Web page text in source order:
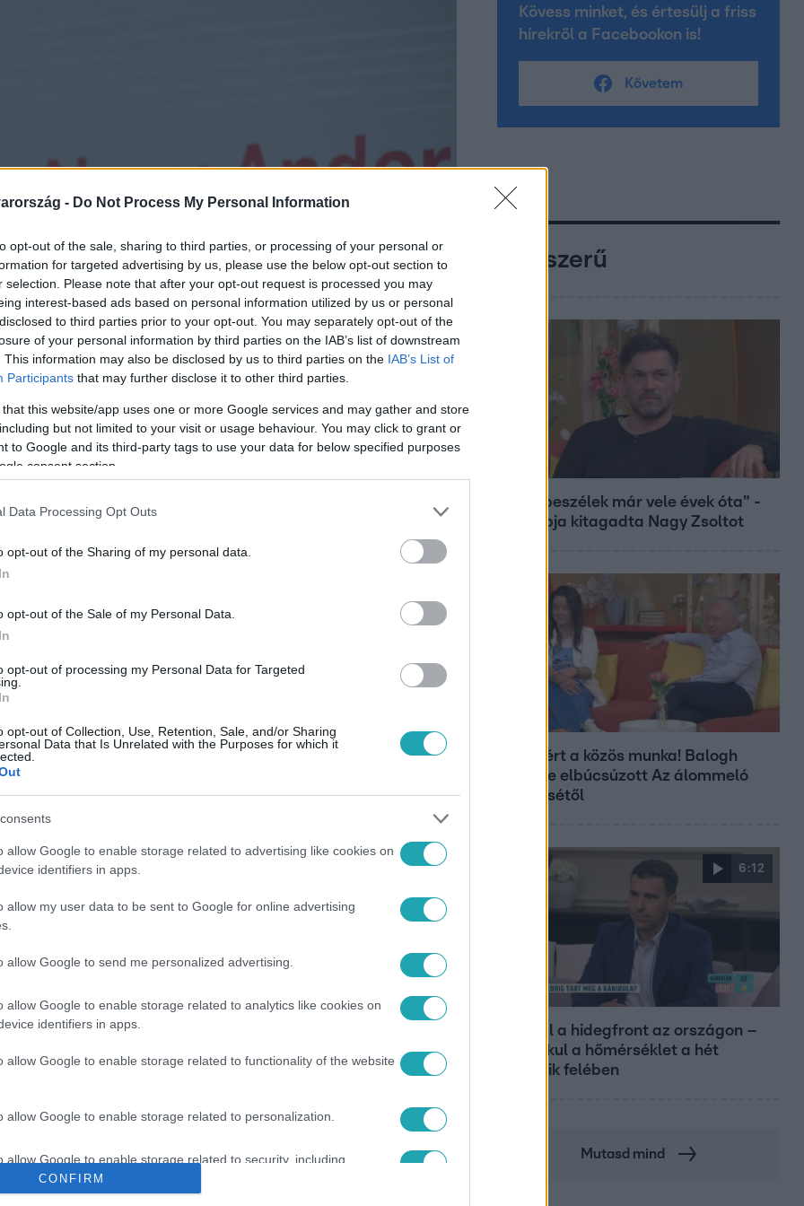
- Do Not Process My Personal Information
opt-out of the sale, sharing to third parties, or processing of your personal or
for targeted advertising by us, please use the below opt-out section to
selection. Please note that after your opt-out request is processed you may
interest-based ads based on personal information utilized by us or personal
to third parties prior to your opt-out. You may separately opt-out of the
of your personal information by third parties on the IAB’s list of downstream
This information may also be disclosed by us to third parties on the IAB’s List of
Participants that may further disclose it to other third parties.
that this website/app uses one or more Google services and may gather and store
but not limited to your visit or usage behaviour. You may click to grant or
to Google and its third-party tags to use your data for below specified purposes
consent section.
Data Processing Opt Outs
opt-out of the Sharing of my personal data.
opt-out of the Sale of my Personal Data.
opt-out of processing my Personal Data for Targeted
opt-out of Collection, Use, Retention, Sale, and/or Sharing
Data that Is Unrelated with the Purposes for which it
allow Google to enable storage related to advertising like cookies on
identifiers in apps.
allow my user data to be sent to Google for online advertising
allow Google to send me personalized advertising.
allow Google to enable storage related to analytics like cookies on
identifiers in apps.
allow Google to enable storage related to functionality of the website
allow Google to enable storage related to personalization.
allow Google to enable storage related to security, including
functionality and fraud prevention, and other user protection.
CONFIRM
és próbálta
akik büntetéséből már csak
felé mennek.
legyen a Google-találatokban!
BÉCS #NAGYKÖVET # NAGY ANDOR
Kövess minket, és értesülj a friss
hírekről a Facebookon is!
Követem
Népszerű
"Nem beszélek már vele évek óta" -
Édesapja kitagadta Nagy Zsoltot
Véget ért a közös munka! Balogh
Levente elbúcsúzott Az álommeló
győztesétől
6:12
Átvonul a hidegfront az országon –
így alakul a hőmérséklet a hét
második felében
Mutasd mind